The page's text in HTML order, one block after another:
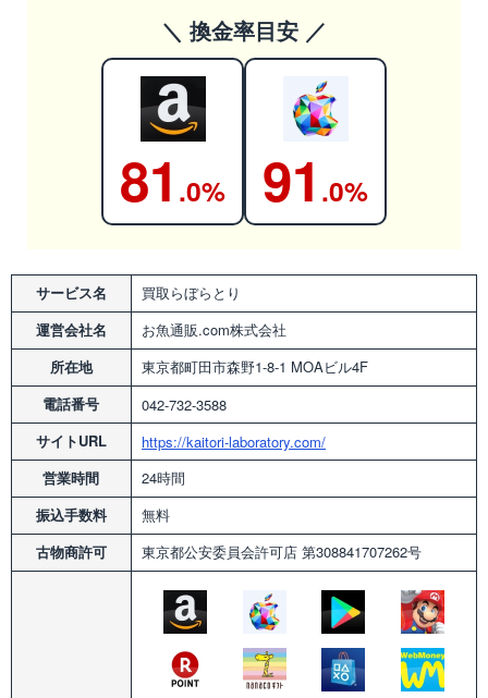
＼ 換金率目安 ／
81 .0% 91 .0%
サービス名
買取らぼらとり
運営会社名
お魚通販.com株式会社
所在地
東京都町田市森野1-8-1 MOAビル4F
電話番号
042-732-3588
サイトURL
https://kaitori-laboratory.com/
営業時間
24時間
振込手数料
無料
古物商許可
東京都公安委員会許可店第308841707262号